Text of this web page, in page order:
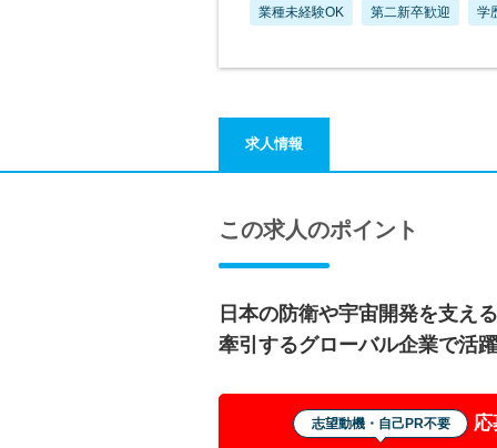
業種未経験OK 第二新卒歓迎 学
求人情報
この求人のポイント
日本の防衛や宇宙開発を支え
牽引するグローバル企業で活
志望動機・自己PR不要